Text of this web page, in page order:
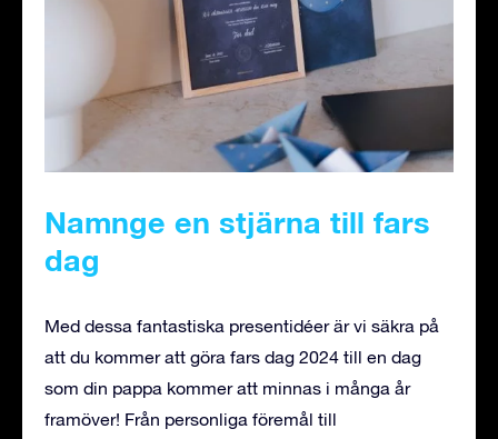
Namnge en stjärna till fars
dag
Med dessa fantastiska presentidéer är vi säkra på
att du kommer att göra fars dag 2024 till en dag
som din pappa kommer att minnas i många år
framöver! Från personliga föremål till